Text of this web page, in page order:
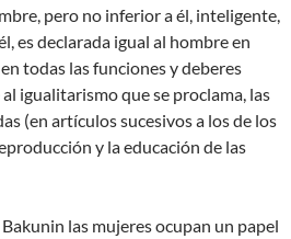
pero no inferior a él, inteligente,
es declarada igual al hombre en
todas las funciones y deberes
igualitarismo que se proclama, las
(en artículos sucesivos a los de los
y la educación de las
las mujeres ocupan un papel